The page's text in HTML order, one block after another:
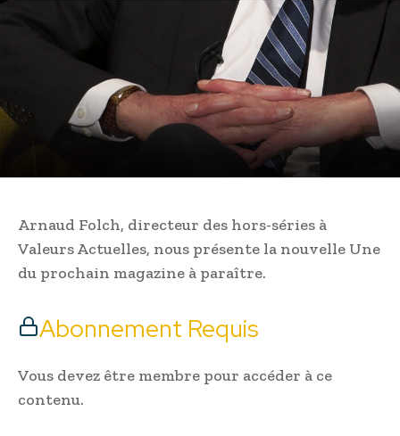
Arnaud Folch, directeur des hors-séries à
Valeurs Actuelles, nous présente la nouvelle Une
du prochain magazine à paraître.
Abonnement Requis
Vous devez être membre pour accéder à ce
contenu.